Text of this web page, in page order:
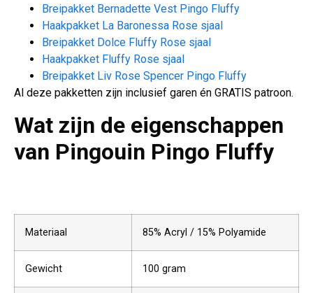
Breipakket Bernadette Vest Pingo Fluffy
Haakpakket La Baronessa Rose sjaal
Breipakket Dolce Fluffy Rose sjaal
Haakpakket Fluffy Rose sjaal
Breipakket Liv Rose Spencer Pingo Fluffy
Al deze pakketten zijn inclusief garen én GRATIS patroon.
Wat zijn de eigenschappen
van Pingouin Pingo Fluffy
Materiaal 85% Acryl / 15% Polyamide
Gewicht 100 gram